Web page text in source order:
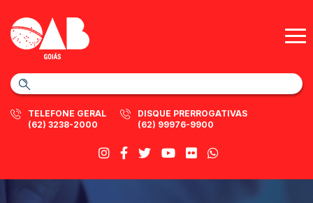
TELEFONE GERAL
(62) 3238-2000
DISQUE PRERROGATIVAS
(62) 99976-9900